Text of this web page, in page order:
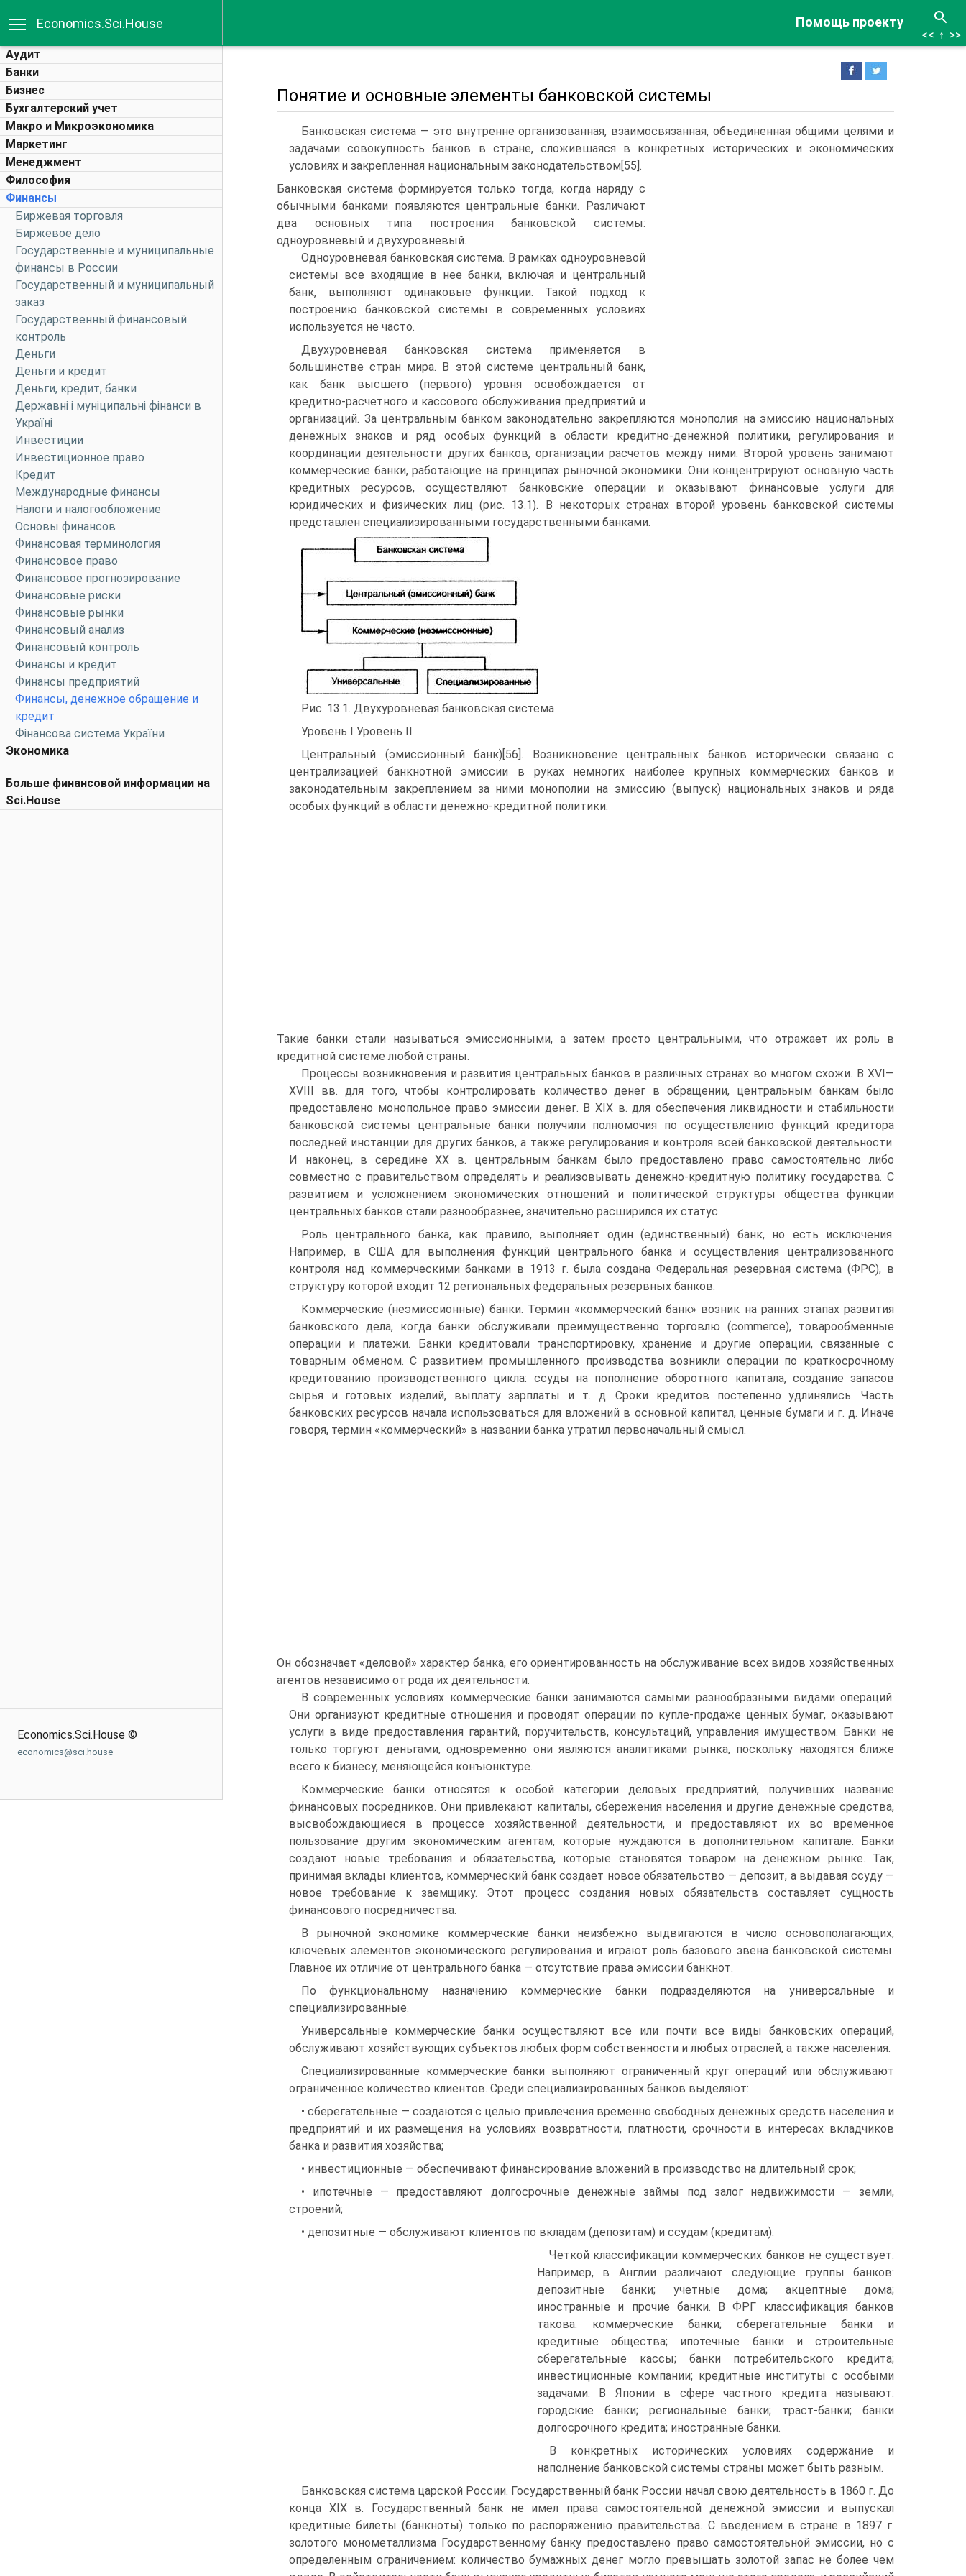
Помощь проекту
Economics.Sci.House
Аудит
Банки
Бизнес
Бухгалтерский учет
Макро и Микроэкономика
Маркетинг
Менеджмент
Философия
Финансы
Биржевая торговля
Биржевое дело
Государственные и муниципальные
финансы в России
Государственный и муниципальный
заказ
Государственный финансовый
контроль
Деньги
Деньги и кредит
Деньги, кредит, банки
Державні і муніципальні фінанси в
Україні
Инвестиции
Инвестиционное право
Кредит
Международные финансы
Налоги и налогообложение
Основы финансов
Финансовая терминология
Финансовое право
Финансовое прогнозирование
Финансовые риски
Финансовые рынки
Финансовый анализ
Финансовый контроль
Финансы и кредит
Финансы предприятий
Финансы, денежное обращение и
кредит
Фінансова система України
Экономика
Больше финансовой информации на
Sci.House
Economics.Sci.House ©
economics@sci.house
<< ↑ >>
Понятие и основные элементы банковской системы
Банковская система — это внутренне организованная, взаимосвязанная, объединенная общими целями и
задачами совокупность банков в стране, сложившаяся в конкретных исторических и экономических
условиях и закрепленная национальным законодательством[55].
Банковская система формируется только тогда, когда наряду с
обычными банками появляются центральные банки. Различают
два основных типа построения банковской системы:
одноуровневый и двухуровневый.
Одноуровневая банковская система. В рамках одноуровневой
системы все входящие в нее банки, включая и центральный
банк, выполняют одинаковые функции. Такой подход к
построению банковской системы в современных условиях
используется не часто.
Двухуровневая банковская система применяется в
большинстве стран мира. В этой системе центральный банк,
как банк высшего (первого) уровня освобождается от
кредитно-расчетного и кассового обслуживания предприятий и
организаций. За центральным банком законодательно закрепляются монополия на эмиссию национальных
денежных знаков и ряд особых функций в области кредитно-денежной политики, регулирования и
координации деятельности других банков, организации расчетов между ними. Второй уровень занимают
коммерческие банки, работающие на принципах рыночной экономики. Они концентрируют основную часть
кредитных ресурсов, осуществляют банковские операции и оказывают финансовые услуги для
юридических и физических лиц (рис. 13.1). В некоторых странах второй уровень банковской системы
представлен специализированными государственными банками.
Рис. 13.1. Двухуровневая банковская система
Уровень I Уровень II
Центральный (эмиссионный банк)[56]. Возникновение центральных банков исторически связано с
централизацией банкнотной эмиссии в руках немногих наиболее крупных коммерческих банков и
законодательным закреплением за ними монополии на эмиссию (выпуск) национальных знаков и ряда
особых функций в области денежно-кредитной политики.
Такие банки стали называться эмиссионными, а затем просто центральными, что отражает их роль в
кредитной системе любой страны.
Процессы возникновения и развития центральных банков в различных странах во многом схожи. В XVI—
XVIII вв. для того, чтобы контролировать количество денег в обращении, центральным банкам было
предоставлено монопольное право эмиссии денег. В XIX в. для обеспечения ликвидности и стабильности
банковской системы центральные банки получили полномочия по осуществлению функций кредитора
последней инстанции для других банков, а также регулирования и контроля всей банковской деятельности.
И наконец, в середине XX в. центральным банкам было предоставлено право самостоятельно либо
совместно с правительством определять и реализовывать денежно-кредитную политику государства. С
развитием и усложнением экономических отношений и политической структуры общества функции
центральных банков стали разнообразнее, значительно расширился их статус.
Роль центрального банка, как правило, выполняет один (единственный) банк, но есть исключения.
Например, в США для выполнения функций центрального банка и осуществления централизованного
контроля над коммерческими банками в 1913 г. была создана Федеральная резервная система (ФРС), в
структуру которой входит 12 региональных федеральных резервных банков.
Коммерческие (неэмиссионные) банки. Термин «коммерческий банк» возник на ранних этапах развития
банковского дела, когда банки обслуживали преимущественно торговлю (commerce), товарообменные
операции и платежи. Банки кредитовали транспортировку, хранение и другие операции, связанные с
товарным обменом. С развитием промышленного производства возникли операции по краткосрочному
кредитованию производственного цикла: ссуды на пополнение оборотного капитала, создание запасов
сырья и готовых изделий, выплату зарплаты и т. д. Сроки кредитов постепенно удлинялись. Часть
банковских ресурсов начала использоваться для вложений в основной капитал, ценные бумаги и г. д. Иначе
говоря, термин «коммерческий» в названии банка утратил первоначальный смысл.
Он обозначает «деловой» характер банка, его ориентированность на обслуживание всех видов хозяйственных
агентов независимо от рода их деятельности.
В современных условиях коммерческие банки занимаются самыми разнообразными видами операций.
Они организуют кредитные отношения и проводят операции по купле-продаже ценных бумаг, оказывают
услуги в виде предоставления гарантий, поручительств, консультаций, управления имуществом. Банки не
только торгуют деньгами, одновременно они являются аналитиками рынка, поскольку находятся ближе
всего к бизнесу, меняющейся конъюнктуре.
Коммерческие банки относятся к особой категории деловых предприятий, получивших название
финансовых посредников. Они привлекают капиталы, сбережения населения и другие денежные средства,
высвобождающиеся в процессе хозяйственной деятельности, и предоставляют их во временное
пользование другим экономическим агентам, которые нуждаются в дополнительном капитале. Банки
создают новые требования и обязательства, которые становятся товаром на денежном рынке. Так,
принимая вклады клиентов, коммерческий банк создает новое обязательство — депозит, а выдавая ссуду —
новое требование к заемщику. Этот процесс создания новых обязательств составляет сущность
финансового посредничества.
В рыночной экономике коммерческие банки неизбежно выдвигаются в число основополагающих,
ключевых элементов экономического регулирования и играют роль базового звена банковской системы.
Главное их отличие от центрального банка — отсутствие права эмиссии банкнот.
По функциональному назначению коммерческие банки подразделяются на универсальные и
специализированные.
Универсальные коммерческие банки осуществляют все или почти все виды банковских операций,
обслуживают хозяйствующих субъектов любых форм собственности и любых отраслей, а также населения.
Специализированные коммерческие банки выполняют ограниченный круг операций или обслуживают
ограниченное количество клиентов. Среди специализированных банков выделяют:
• сберегательные — создаются с целью привлечения временно свободных денежных средств населения и
предприятий и их размещения на условиях возвратности, платности, срочности в интересах вкладчиков
банка и развития хозяйства;
• инвестиционные — обеспечивают финансирование вложений в производство на длительный срок;
• ипотечные — предоставляют долгосрочные денежные займы под залог недвижимости — земли,
строений;
• депозитные — обслуживают клиентов по вкладам (депозитам) и ссудам (кредитам).
Четкой классификации коммерческих банков не существует.
Например, в Англии различают следующие группы банков:
депозитные банки; учетные дома; акцептные дома;
иностранные и прочие банки. В ФРГ классификация банков
такова: коммерческие банки; сберегательные банки и
кредитные общества; ипотечные банки и строительные
сберегательные кассы; банки потребительского кредита;
инвестиционные компании; кредитные институты с особыми
задачами. В Японии в сфере частного кредита называют:
городские банки; региональные банки; траст-банки; банки
долгосрочного кредита; иностранные банки.
В конкретных исторических условиях содержание и
наполнение банковской системы страны может быть разным.
Банковская система царской России. Государственный банк России начал свою деятельность в 1860 г. До
конца XIX в. Государственный банк не имел права самостоятельной денежной эмиссии и выпускал
кредитные билеты (банкноты) только по распоряжению правительства. С введением в стране в 1897 г.
золотого монометаллизма Государственному банку предоставлено право самостоятельной эмиссии, но с
определенным ограничением: количество бумажных денег могло превышать золотой запас не более чем